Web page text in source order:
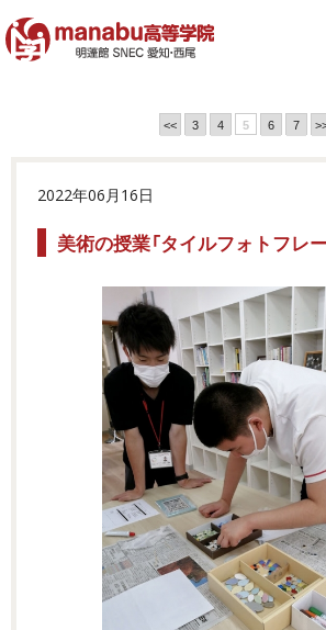
<< 3 4 5 6 7
2022年06月16日
美術の授業「タイルフォトフレ